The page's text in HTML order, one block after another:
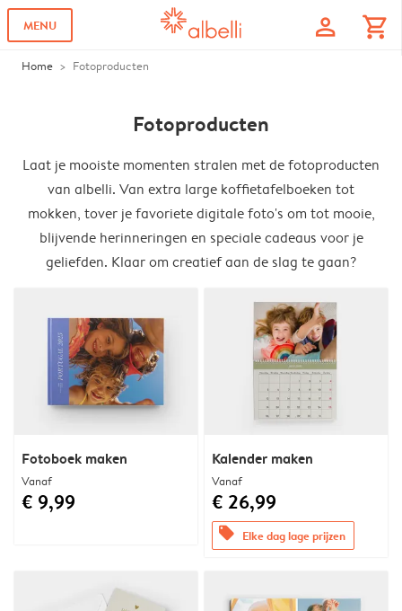
MENU profile shopping_cart
Home Fotoproducten
Fotoproducten
Laat je mooiste momenten stralen met de fotoproducten
van albelli. Van extra large koffietafelboeken tot
mokken, tover je favoriete digitale foto's om tot mooie,
blijvende herinneringen en speciale cadeaus voor je
geliefden. Klaar om creatief aan de slag te gaan?
Fotoboek maken
Vanaf
€ 9,99
Kalender maken
Vanaf
€ 26,99
offers Elke dag lage prijzen